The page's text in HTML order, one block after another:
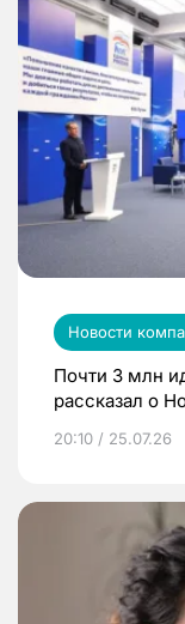
Новости
Почти 3 млн
рассказал о
20:10 / 25.07.26